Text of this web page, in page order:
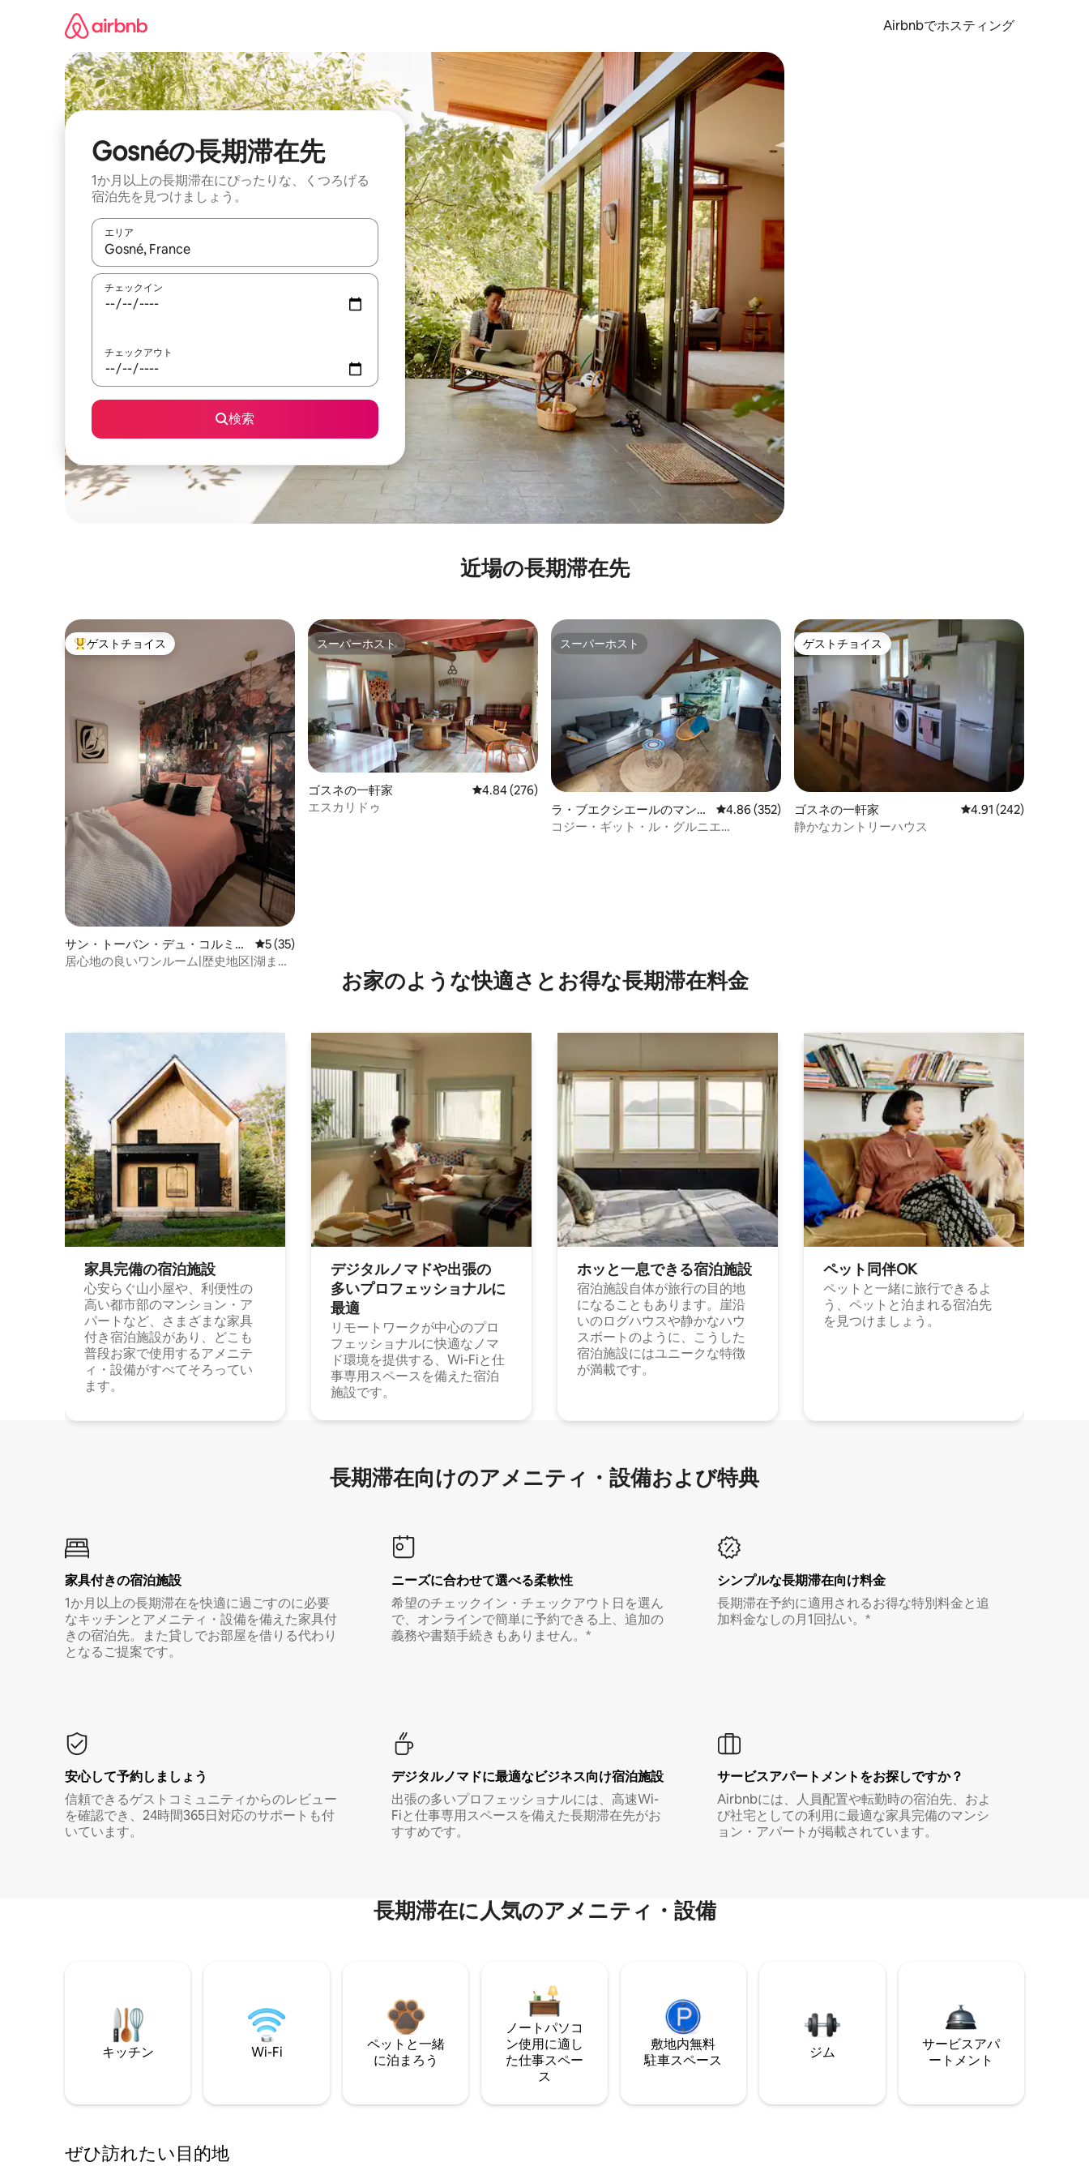
Airbnbでホスティング
Gosnéの長期滞在先
1か月以上の長期滞在にぴったりな、くつろげる
宿泊先を見つけましょう。
エリア
検索結果が表示されたら、上下の矢印キーを使って移動するか、画面をタッチまたはスワイプして検索結果を確認することができます。
チェックイン
チェックアウト
検索
近場の長期滞在先
大好評のゲストチョイスです。
ゲストチョイス
サン・トーバン・デュ・コルミエ
のマンション・アパート
レビュー35件、5つ星中5つ星の平均評価
5 (35)
居心地の良いワンルーム|歴史地区|湖まで
スーパーホスト
スーパーホスト
ゴスネの一軒家 レビュー276件、5つ星中4.84つ星の平均評価
4.84 (276)
エスカリドゥ
スーパーホスト
スーパーホスト
ラ・ブエクシエールのマンシ
ョン・アパート
レビュー352件、5つ星中4.86つ星の平均評価
4.86 (352)
コジー・ギット・ル・グルニエ
ゲストチョイス
ゲストチョイス
ゴスネの一軒家 レビュー242件、5つ
4.91 (242)
静かなカントリーハウス
お家のような快⁠適⁠さ⁠とお⁠得⁠な長⁠期⁠滞⁠在料⁠金
家具完備の宿⁠泊⁠施⁠設
心安らぐ山小屋や、利便性の
高い都市部のマンション・ア
パートなど、さまざまな家具
付き宿泊施設があり、どこも
普段お家で使用するアメニテ
ィ・設備がすべてそろってい
ます。
デジタルノマドや出⁠張⁠の
多⁠いプ⁠ロ⁠フ⁠ェ⁠ッ⁠シ⁠ョ⁠ナ⁠ル⁠に
最⁠適
リモートワークが中心のプロ
フェッショナルに快適なノマ
ド環境を提供する、Wi-Fiと仕
事専用スペースを備えた宿泊
施設です。
ホッと一⁠息⁠で⁠き⁠る宿⁠泊施⁠設
宿泊施設自体が旅行の目的地
になることもあります。崖沿
いのログハウスや静かなハウ
スボートのように、こうした
宿泊施設にはユニークな特徴
が満載です。
ペット同⁠伴OK
ペットと一緒に旅行できるよ
う、ペットと泊まれる宿泊先
を見つけましょう。
長期滞在向け⁠のア⁠メ⁠ニ⁠テ⁠ィ⁠・設⁠備⁠および特⁠典
家具付き⁠の宿⁠泊⁠施⁠設
1か月以上の長期滞在を快適に過ごすのに必要
なキッチンとアメニティ・設備を備えた家具付
きの宿泊先。また貸しでお部屋を借りる代わり
となるご提案です。
ニーズに合わせて選べる柔軟性
希望のチェックイン・チェックアウト日を選ん
で、オンラインで簡単に予約できる上、追加の
義務や書類手続きもありません。*
シンプルな長期滞在向け料金
長期滞在予約に適用されるお得な特別料金と追
加料金なしの月1回払い。*
安心して予約しましょう
信頼できるゲストコミュニティからのレビュー
を確認でき、24時間365日対応のサポートも付
いています。
デジタルノマド⁠に最⁠適⁠なビ⁠ジ⁠ネ⁠ス⁠向⁠け宿⁠泊⁠施⁠設
出張の多いプロフェッショナルには、高速Wi-
Fiと仕事専用スペースを備えた長期滞在先がお
すすめです。
サービスアパートメントをお探しですか？
Airbnbには、人員配置や転勤時の宿泊先、およ
び社宅としての利用に最適な家具完備のマンシ
ョン・アパートが掲載されています。
長期滞在に人気のアメニティ・設備
キッチン Wi-Fi
ペットと一緒
に泊まろう
ノートパソコ
ン使用に適し
た仕事スペー
ス
敷地内無料
駐⁠車ス⁠ペ⁠ー⁠ス
ジム
サービスアパ
ートメント
ぜひ訪⁠れ⁠た⁠い目⁠的⁠地